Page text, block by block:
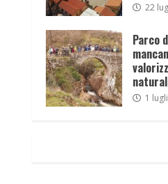
22
Parco
1